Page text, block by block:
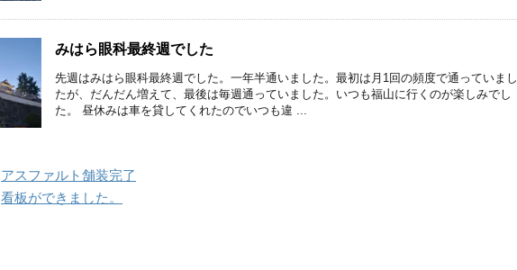
みはら眼科最終週でした
先週はみはら眼科最終週でした。一年半通いました。最初は月1回の頻度で通っていまし
たが、だんだん増えて、最後は毎週通っていました。いつも福山に行くのが楽しみでし
た。 昼休みは車を貸してくれたのでいつも違 ...
アスファルト舗装完了
看板ができました。